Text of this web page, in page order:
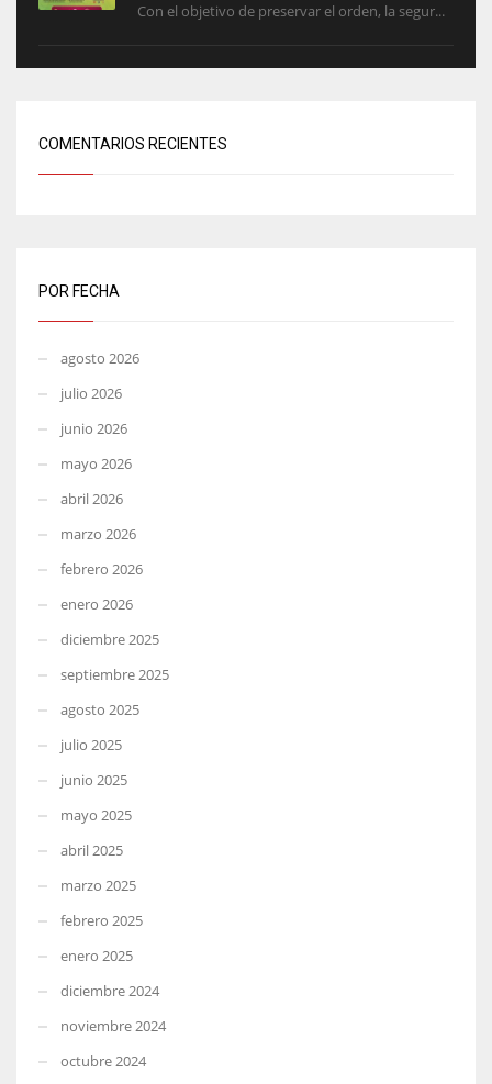
Con el objetivo de preservar el orden, la segur...
COMENTARIOS RECIENTES
POR FECHA
agosto 2026
julio 2026
junio 2026
mayo 2026
abril 2026
marzo 2026
febrero 2026
enero 2026
diciembre 2025
septiembre 2025
agosto 2025
julio 2025
junio 2025
mayo 2025
abril 2025
marzo 2025
febrero 2025
enero 2025
diciembre 2024
noviembre 2024
octubre 2024